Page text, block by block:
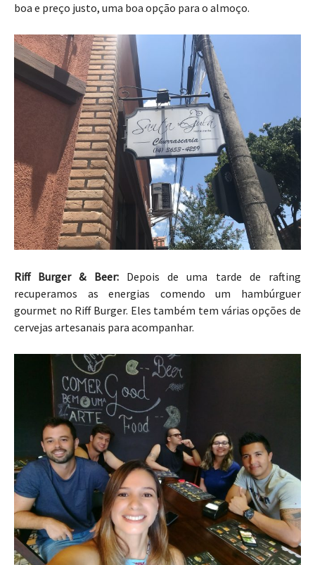
boa e preço justo, uma boa opção para o almoço.
Riff Burger & Beer:Depois de uma tarde de rafting
recuperamos as energias comendo um hambúrguer
gourmet no Riff Burger. Eles também tem várias opções de
cervejas artesanais para acompanhar.